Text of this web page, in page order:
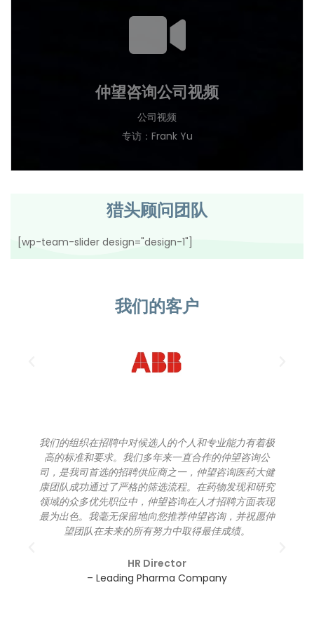
仲望咨询公司视频
公司视频
专访：Frank Yu
猎头顾问团队
[wp-team-slider design="design-1"]
我们的客户
我们的组织在招聘中对候选人的个人和专业能力有着极
高的标准和要求。我们多年来一直合作的仲望咨询公
司，是我司首选的招聘供应商之一，仲望咨询医药大健
康团队成功通过了严格的筛选流程。在药物发现和研究
领域的众多优先职位中，仲望咨询在人才招聘方面表现
最为出色。我毫无保留地向您推荐仲望咨询，并祝愿仲
望团队在未来的所有努力中取得最佳成绩。
HR Director
– Leading Pharma Company